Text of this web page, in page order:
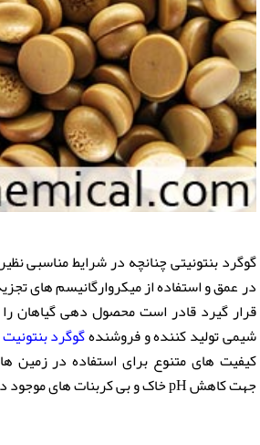
گوگرد بنتونیتی چنانچه در شرایط مناسبی
در عمق و استفاده از میکروارگانیسم های
قرار گیرد قادر است محصول دهی گیاهان را
شیمی تولید کننده و فروشندهگوگرد
کیفیت های متنوع برای استفاده در زمین
جهت کاهش pH خاک و بی کربنات های موجود در زمین های کشاورزی